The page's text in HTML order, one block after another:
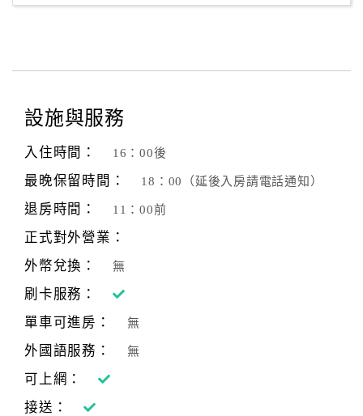
設施與服務
入住時間： 16：00後
最晚保留時間： 18：00（延後入房請電話通知）
退房時間： 11：00前
正式對外營業：
外幣兌換：
無
刷卡服務：
單車可進房：
無
外國語服務： 無
可上網：
接送：